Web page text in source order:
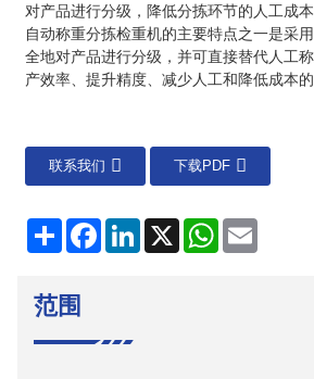
对产品进行分级，降低分拣环节的人工成
自动称重分拣检重机的主要特点之一是采
全地对产品进行分级，并可直接替代人工
产效率、提升精度、减少人工和降低成本的
联系我们 下载PDF
分
享
FacebookLinkedIn
X WhatsApp
电
范围